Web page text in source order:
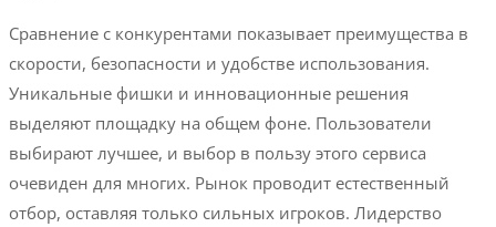
Сравнение с конкурентами показывает преимущества в
скорости, безопасности и удобстве использования.
Уникальные фишки и инновационные решения
выделяют площадку на общем фоне. Пользователи
выбирают лучшее, и выбор в пользу этого сервиса
очевиден для многих. Рынок проводит естественный
отбор, оставляя только сильных игроков. Лидерство